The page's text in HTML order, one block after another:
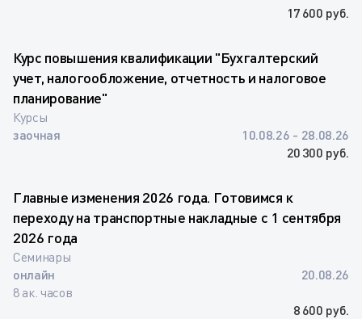
17 600 руб.
Курс повышения квалификации "Бухгалтерский
учет, налогообложение, отчетность и налоговое
планирование"
Курсы
заочная
10.08.26 - 28.08.26
20 300 руб.
Главные изменения 2026 года. Готовимся к
переходу на транспортные накладные с 1 сентября
2026 года
Семинары
онлайн
8 ак. часов
20.08.26
8 600 руб.